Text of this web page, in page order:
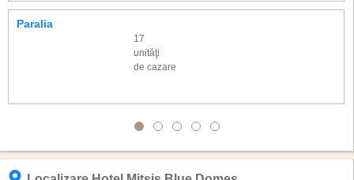
Paralia
17
unităţi
de cazare